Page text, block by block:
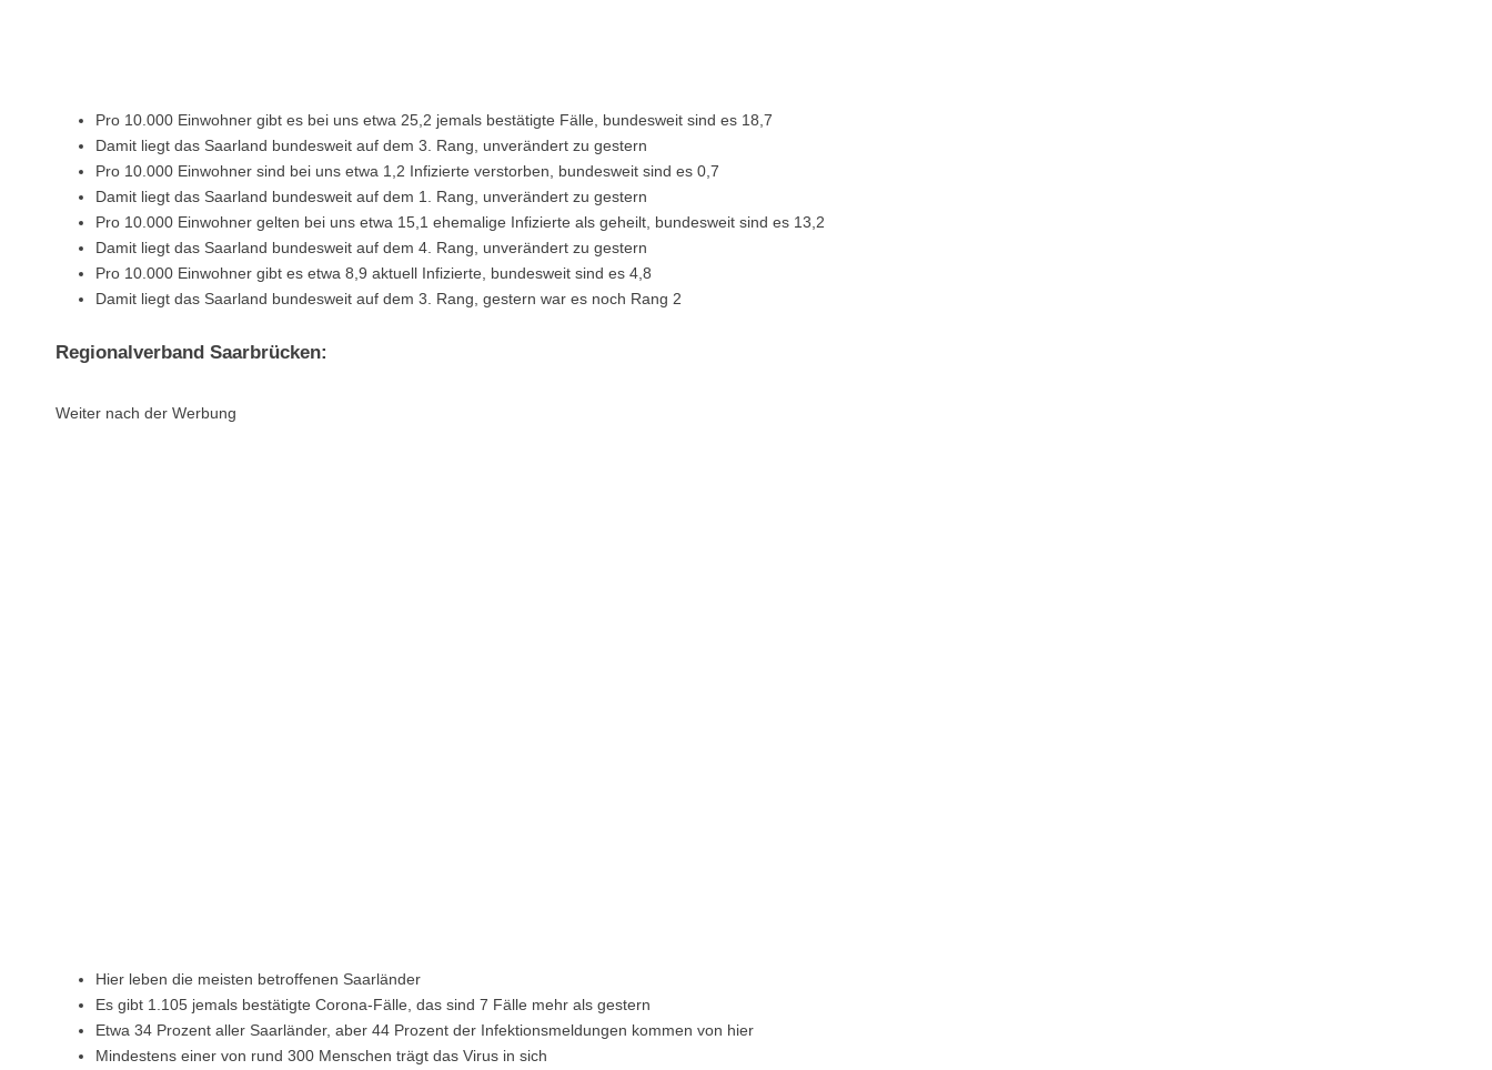
Pro 10.000 Einwohner gibt es bei uns etwa 25,2 jemals bestätigte Fälle, bundesweit sind es 18,7
Damit liegt das Saarland bundesweit auf dem 3. Rang, unverändert zu gestern
Pro 10.000 Einwohner sind bei uns etwa 1,2 Infizierte verstorben, bundesweit sind es 0,7
Damit liegt das Saarland bundesweit auf dem 1. Rang, unverändert zu gestern
Pro 10.000 Einwohner gelten bei uns etwa 15,1 ehemalige Infizierte als geheilt, bundesweit sind es 13,2
Damit liegt das Saarland bundesweit auf dem 4. Rang, unverändert zu gestern
Pro 10.000 Einwohner gibt es etwa 8,9 aktuell Infizierte, bundesweit sind es 4,8
Damit liegt das Saarland bundesweit auf dem 3. Rang, gestern war es noch Rang 2
Regionalverband Saarbrücken:
Weiter nach der Werbung
Hier leben die meisten betroffenen Saarländer
Es gibt 1.105 jemals bestätigte Corona-Fälle, das sind 7 Fälle mehr als gestern
Etwa 34 Prozent aller Saarländer, aber 44 Prozent der Infektionsmeldungen kommen von hier
Mindestens einer von rund 300 Menschen trägt das Virus in sich